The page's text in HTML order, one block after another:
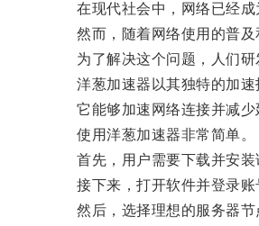
在现代社会中，网络已经成
然而，随着网络使用的普及
为了解决这个问题，人们研
洋葱加速器以其独特的加速
它能够加速网络连接并减少
使用洋葱加速器非常简单。
首先，用户需要下载并安装
接下来，打开软件并登录账
然后，选择理想的服务器节